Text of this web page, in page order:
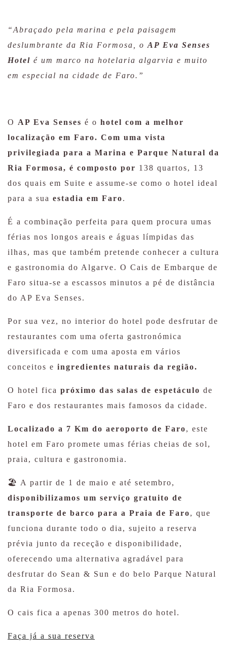
“Abraçado pela marina e pela paisagem
deslumbrante da Ria Formosa, oAP Eva Senses
Hotel é um marco na hotelaria algarvia e muito
em especial na cidade de Faro.”
O AP Eva Senses é o hotel com a melhor
localização em Faro. Com uma vista
privilegiada para a Marina e Parque Natural da
Ria Formosa, é composto por 138 quartos, 13
dos quais em Suite e assume-se como o hotel ideal
para a sua estadia em Faro.
É a combinação perfeita para quem procura umas
férias nos longos areais e águas límpidas das
ilhas, mas que também pretende conhecer a cultura
e gastronomia do Algarve. O Cais de Embarque de
Faro situa-se a escassos minutos a pé de distância
do AP Eva Senses.
Por sua vez, no interior do hotel pode desfrutar de
restaurantes com uma oferta gastronómica
diversificada e com uma aposta em vários
conceitos e ingredientes naturais da região.
O hotel fica próximo das salas de espetáculo de
Faro e dos restaurantes mais famosos da cidade.
Localizado a 7 Km do aeroporto de Faro, este
hotel em Faro promete umas férias cheias de sol,
praia, cultura e gastronomia.
🏖️ A partir de 1 de maio e até setembro,
disponibilizamos um serviço gratuito de
transporte de barco para a Praia de Faro, que
funciona durante todo o dia, sujeito a reserva
prévia junto da receção e disponibilidade,
oferecendo uma alternativa agradável para
desfrutar do Sean & Sun e do belo Parque Natural
da Ria Formosa.
O cais fica a apenas 300 metros do hotel.
Faça já a sua reserva